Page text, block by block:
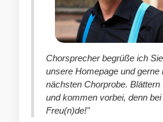
Chorsprecher begrüße ich
unsere Homepage und gerne
nächsten Chorprobe.
und kommen vorbei, denn
Freu(n)de!"